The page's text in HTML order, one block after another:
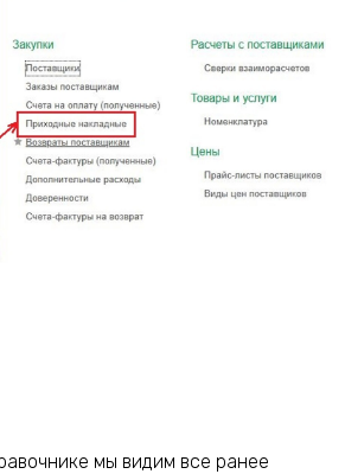
мы видим все ранее